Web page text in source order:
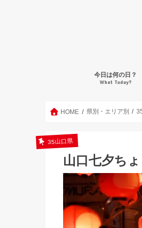
今日は何の日？
What Today?
HOME 県別・エリア別
35山口県
山口七夕ち